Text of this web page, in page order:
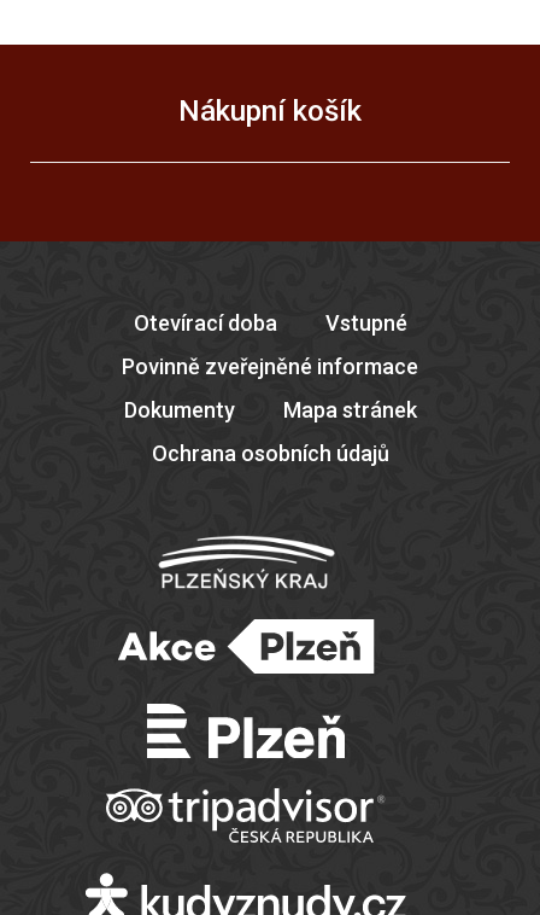
Nákupní košík
Otevírací doba
Vstupné
Povinně zveřejněné informace
Dokumenty
Mapa stránek
Ochrana osobních údajů